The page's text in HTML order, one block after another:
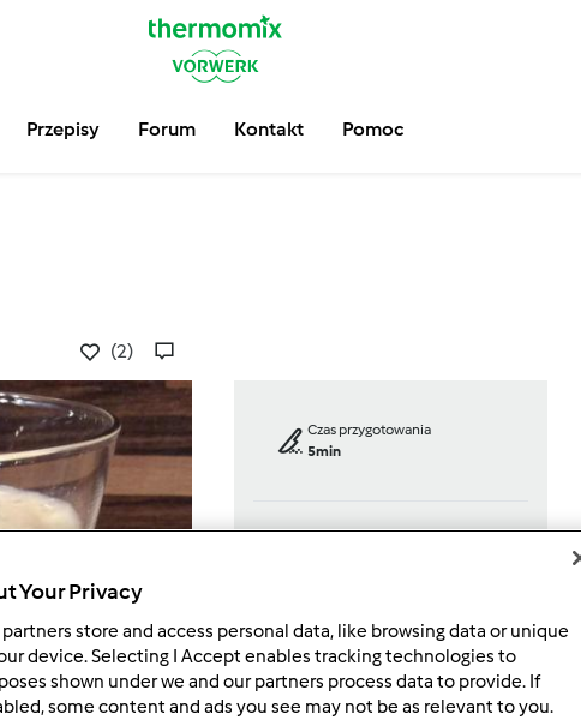
Przepisy Forum Kontakt Pomoc
(2)
Czas przygotowania
5min
porcja/porcje/porcji
porcja/porcje/porcji
Your Privacy
partners store and access personal data, like browsing data or unique
device. Selecting I Accept enables tracking technologies to
shown under we and our partners process data to provide. If
some content and ads you see may not be as relevant to you.